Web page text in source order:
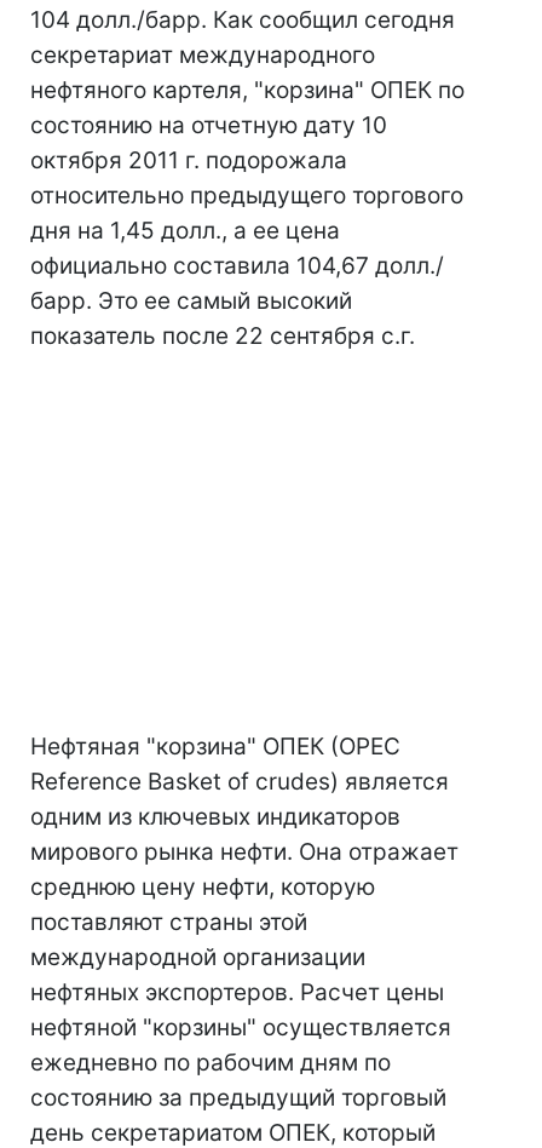
104 долл./барр. Как сообщил сегодня
секретариат международного
нефтяного картеля, "корзина" ОПЕК по
состоянию на отчетную дату 10
октября 2011 г. подорожала
относительно предыдущего торгового
дня на 1,45 долл., а ее цена
официально составила 104,67 долл./
барр. Это ее самый высокий
показатель после 22 сентября с.г.
Нефтяная "корзина" ОПЕК (OPEC
Reference Basket of crudes) является
одним из ключевых индикаторов
мирового рынка нефти. Она отражает
среднюю цену нефти, которую
поставляют страны этой
международной организации
нефтяных экспортеров. Расчет цены
нефтяной "корзины" осуществляется
ежедневно по рабочим дням по
состоянию за предыдущий торговый
день секретариатом ОПЕК, который